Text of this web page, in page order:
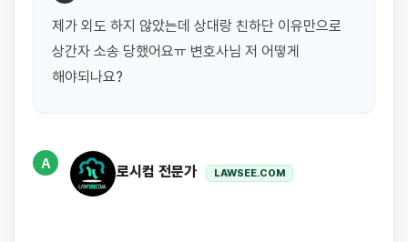
제가 외도 하지 않았는데 상대랑 친하단 이유만으로
상간자 소송 당했어요ㅠ 변호사님 저 어떻게
해야되나요?
A
로시컴 전문가 LAWSEE.COM